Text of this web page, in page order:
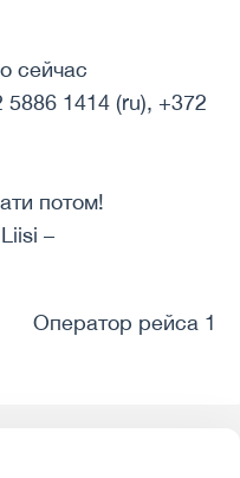
сейчас
1414 (ru), +372
потом!
–
Оператор рейса 1